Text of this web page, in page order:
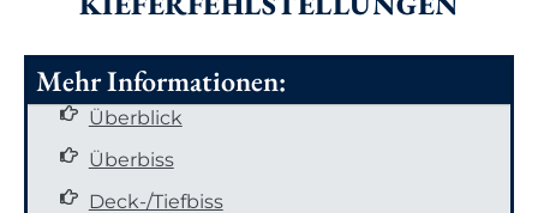
Mehr Informationen:
Überblick
Überbiss
Deck-/Tiefbiss